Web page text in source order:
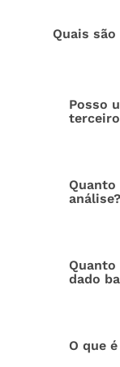
Quais
Posso
análise?
dado
O que